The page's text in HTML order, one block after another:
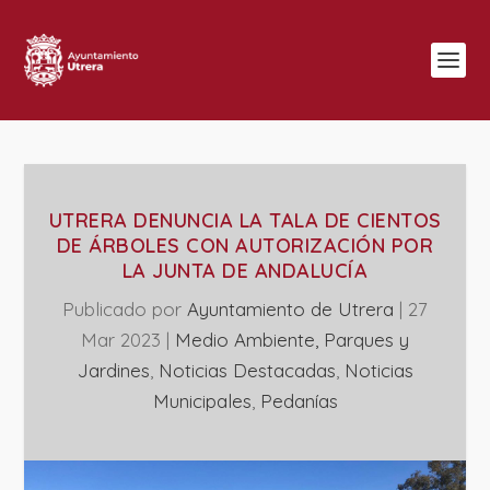
UTRERA DENUNCIA LA TALA DE CIENTOS
DE ÁRBOLES CON AUTORIZACIÓN POR
LA JUNTA DE ANDALUCÍA
Publicado por Ayuntamiento de Utrera | 27
Mar 2023 | Medio Ambiente, Parques y
Jardines Noticias Destacadas ‎Noticias
Municipales Pedanías